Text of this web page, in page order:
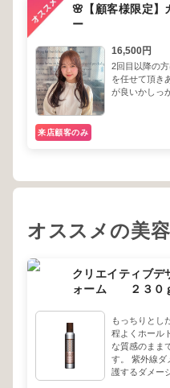
🌸【顧客様限定】
ー
16,500円
2回目以降の
を任せて頂き
が良いかしっ
来店顧客のみ
オススメの美
クリエイティブ
ォーム ２３０
もっちりとし
程よくホール
な質感のまま
す。 紫外線ダ
護するダメー